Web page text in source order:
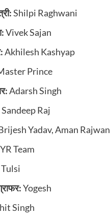
Shilpi Raghwani
Vivek Sajan
Akhilesh Kashyap
Prince
Adarsh Singh
Sandeep Raj
Yadav, Aman
YR Team
Tulsi
Yogesh
Singh